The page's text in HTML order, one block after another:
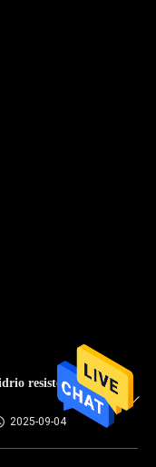
resistente a la
2025-09-04